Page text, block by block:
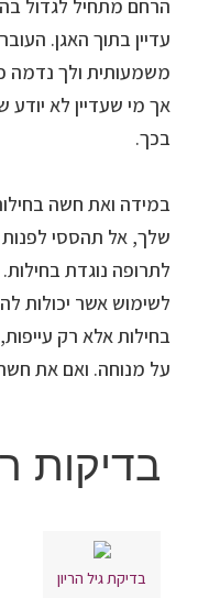
בדיקות
בדיקת גיל הריון
הרחם מתחיל לגדול
עדיין בתוך האגן.
משמעותית ולך נדמה
אך מי שעדיין לא יודע
בכך.
במידה ואת חשה
שלך, אל תהססי
לתרופה נוגדת בחילות.
לשימוש אשר יכולות
בחילות אלא רק
על מנוחה. ואם את